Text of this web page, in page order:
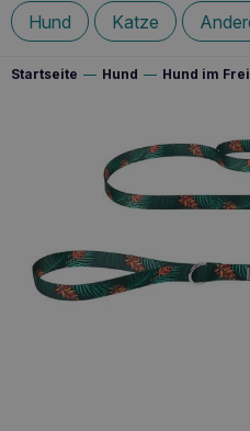
Hund Katze
Startseite — Hund — Hund im